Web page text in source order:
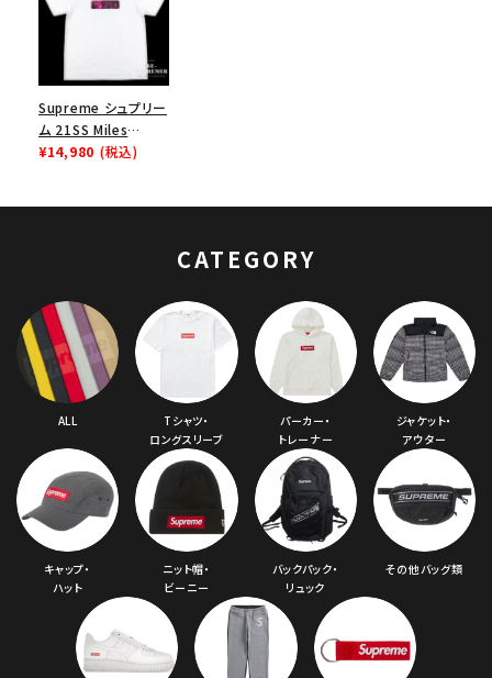
Supreme シュプリー
ム 21SS Miles
Davis Tee マイルス
¥14,980 (税込)
CATEGORY
ALL
Tシャツ・
ロングスリーブ
パーカー・
トレーナー
ジャケット・
アウター
キャップ・
ハット
ニット帽・
ビーニー
バックパック・
リュック
その他バッグ類